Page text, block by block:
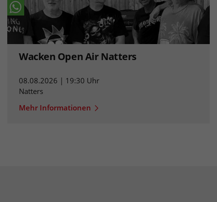
Wacken Open Air Natters
08.08.2026 | 19:30 Uhr
Natters
Mehr Informationen